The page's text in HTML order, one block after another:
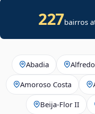
227bairros
Abadia
Amoroso Costa
Beija‑Flor II